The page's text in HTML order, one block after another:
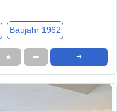
Baujahr 1962
★ ➦ ➜